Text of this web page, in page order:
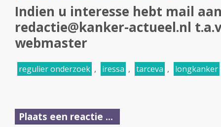
Indien u interesse hebt mail
redactie@kanker-actueel.nl
webmaster
regulier onderzoek , iressa , tarceva , longkanker
Plaats een reactie ...